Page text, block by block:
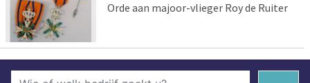
Orde aan majoor-vlieger Roy de Ruiter